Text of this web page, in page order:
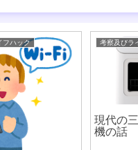
フハック 考察及びラ
現代の
機の話